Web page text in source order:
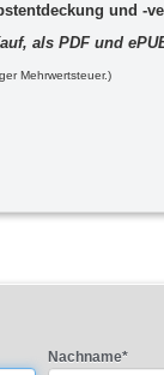
und -
als PDF und
Mehrwertsteuer.)
Nachname*